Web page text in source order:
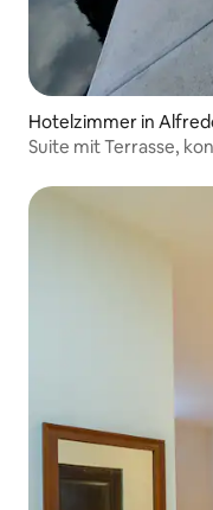
Hotelzimmer in
Suite mit Terrasse,